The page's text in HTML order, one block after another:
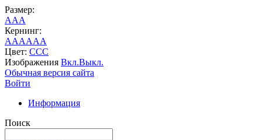
Размер:
AAA
Кернинг:
AAAAAA
Цвет: CCC
Изображения Вкл.Выкл.
Обычная версия сайта
Войти
Информация
Поиск